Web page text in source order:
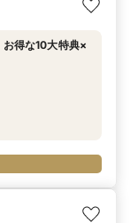
お得な10大特典×